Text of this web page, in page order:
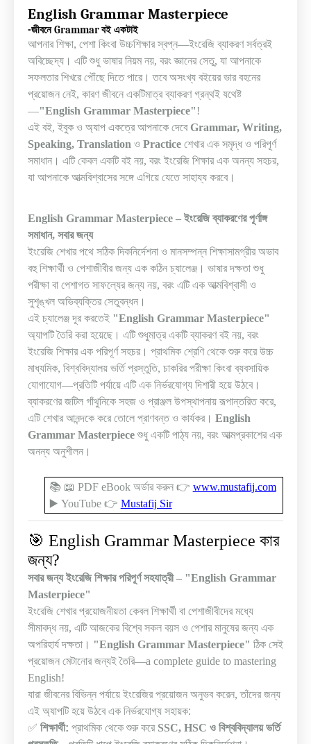
English Grammar Masterpiece
-জীবনেGrammarবই একটাই
আপনার শিক্ষা, পেশা কিংবা উচ্চশিক্ষার স্বপ্ন—ইংরেজি ব্যাকরণ সর্বত্রই
অবিচ্ছেদ্য। এটি শুধু ভাষার নিয়ম নয়, বরং জ্ঞানের সেতু, যা আপনাকে
সফলতার শিখরে পৌঁছে দিতে পারে। তবে অসংখ্য বইয়ের ভার বহনের
প্রয়োজন নেই, কারণ জীবনে একটিমাত্র ব্যাকরণ গ্রন্থই যথেষ্ট
—"English Grammar Masterpiece" !
এই বই, ইবুক ও অ্যাপ একত্রে আপনাকে দেবে Grammar, Writing,
Speaking, Translation ও Practice শেখার এক সমৃদ্ধ ও পরিপূর্ণ
সমাধান। এটি কেবল একটি বই নয়, বরং ইংরেজি শিক্ষার এক অনন্য সহচর,
যা আপনাকে আত্মবিশ্বাসের সঙ্গে এগিয়ে যেতে সাহায্য করবে।
English Grammar Masterpiece – ইংরেজি ব্যাকরণের পূর্ণাঙ্গ
সমাধান, সবার জন্য
ইংরেজি শেখার পথে সঠিক দিকনির্দেশনা ও মানসম্পন্ন শিক্ষাসামগ্রীর অভাব
বহু শিক্ষার্থী ও পেশাজীবীর জন্য এক কঠিন চ্যালেঞ্জ। ভাষার দক্ষতা শুধু
পরীক্ষা বা পেশাগত সাফল্যের জন্য নয়, বরং এটি এক আত্মবিশ্বাসী ও
সুশৃঙ্খল অভিব্যক্তির সেতুবন্ধন ।
এই চ্যালেঞ্জ দূর করতেই "English Grammar Masterpiece"
অ্যাপটি তৈরি করা হয়েছে। এটি শুধুমাত্র একটি ব্যাকরণ বই নয়, বরং
ইংরেজি শিক্ষার এক পরিপূর্ণ সহচর। প্রাথমিক শ্রেণি থেকে শুরু করে উচ্চ
মাধ্যমিক, বিশ্ববিদ্যালয় ভর্তি প্রস্তুতি, চাকরির পরীক্ষা কিংবা ব্যবসায়িক
যোগাযোগ—প্রতিটি পর্যায়ে এটি এক নির্ভরযোগ্য দিশারী হয়ে উঠবে।
ব্যাকরণের জটিল গাঁথুনিকে সহজ ও প্রাঞ্জল উপস্থাপনায় রূপান্তরিত করে,
এটি শেখার আনন্দকে করে তোলে প্রাণবন্ত ও কার্যকর। English
Grammar Masterpiece শুধু একটি পাঠ্য নয়, বরং আত্মপ্রকাশের এক
অনন্য অনুশীলন ।
📚 📖 PDF eBook অর্ডার করুন 👉 www.mustafij.com
▶️ YouTube 👉 Mustafij Sir
🎯 English Grammar Masterpiece কার
জন্য?
সবার জন্য ইংরেজি শিক্ষার পরিপূর্ণ সহযাত্রী– "English Grammar
Masterpiece"
ইংরেজি শেখার প্রয়োজনীয়তা কেবল শিক্ষার্থী বা পেশাজীবীদের মধ্যে
সীমাবদ্ধ নয়, এটি আজকের বিশ্বে সকল বয়স ও পেশার মানুষের জন্য এক
অপরিহার্য দক্ষতা। "English Grammar Masterpiece" ঠিক সেই
প্রয়োজন মেটানোর জন্যই তৈরি—a complete guide to mastering
English!
যারা জীবনের বিভিন্ন পর্যায়ে ইংরেজির প্রয়োজন অনুভব করেন,তাঁদের জন্য
এই অ্যাপটি হয়ে উঠবে এক নির্ভরযোগ্য সহায়ক:
✅ শিক্ষার্থী: প্রাথমিক থেকে শুরু করে SSC, HSC ও বিশ্ববিদ্যালয় ভর্তি